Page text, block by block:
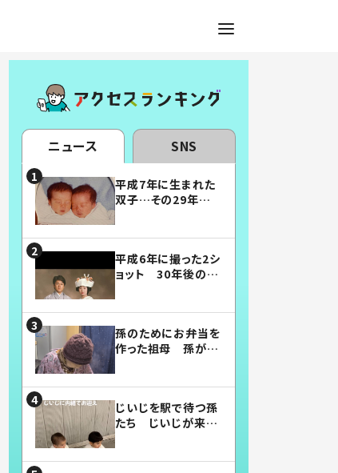
ニュース SNS
平成7年に生まれた
双子…その29年後
平成6年に撮った2シ
ョット 30年後の姿
孫のためにお弁当を
作った祖母 孫が絶
じいじを駅で待つ孫
たち じいじが来た